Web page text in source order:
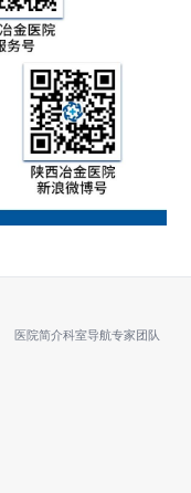
医院简介科室导航专家团队